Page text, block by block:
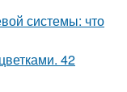
системы: что
42